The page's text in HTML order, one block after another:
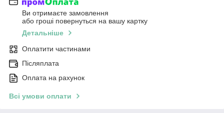
Ви отримаєте замовлення
або гроші повернуться на вашу картку
Детальніше
Оплатити частинами
Післяплата
Оплата на рахунок
Всі умови оплати